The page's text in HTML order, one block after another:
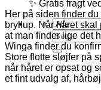
✨ Gratis fragt
Søg
efter:
Her på siden finder
bryllup. Når håret
at man finder lige det
Winga finder du
Store flotte sløjfer på
når håret er opsat og
et fint udvalg af,